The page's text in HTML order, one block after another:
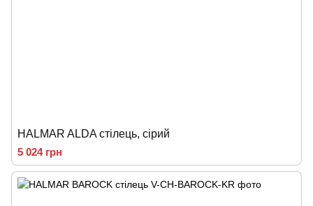
HALMAR ALDA стілець, сірий
5 024 грн